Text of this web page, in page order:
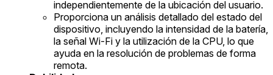
independientemente de la ubicación del usuario.
Proporciona un análisis detallado del estado del
dispositivo, incluyendo la intensidad de la batería,
la señal Wi-Fi y la utilización de la CPU, lo que
ayuda en la resolución de problemas de forma
remota.